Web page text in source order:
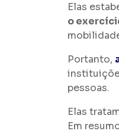
Elas
o
Portanto,
pessoas.
Elas
Em